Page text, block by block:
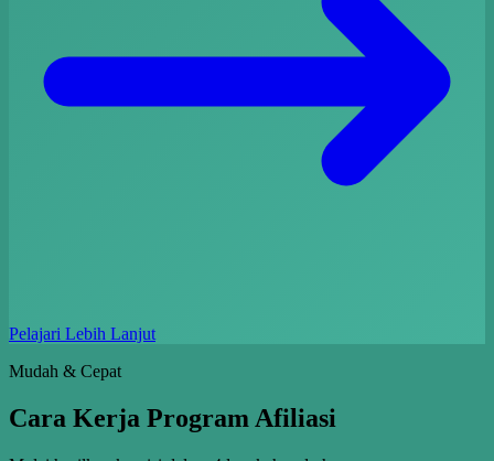
Pelajari Lebih Lanjut
Mudah & Cepat
Cara Kerja Program Afiliasi